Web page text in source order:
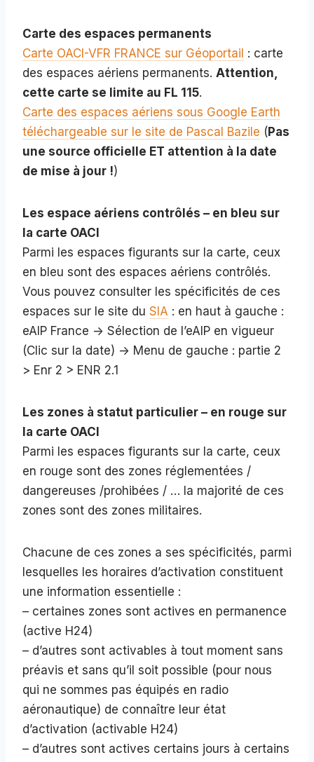
Carte des espaces permanents
Carte OACI-VFR FRANCE sur Géoportail : carte
des espaces aériens permanents. Attention,
cette carte se limite au FL 115.
Carte des espaces aériens sous Google Earth
téléchargeable sur le site de Pascal Bazile ( Pas
une source officielle ET attention à la date
de mise à jour !)
Les espace aériens contrôlés – en bleu sur
la carte OACI
Parmi les espaces figurants sur la carte, ceux
en bleu sont des espaces aériens contrôlés.
Vous pouvez consulter les spécificités de ces
espaces sur le site du SIA : en haut à gauche :
eAIP France -> Sélection de l’eAIP en vigueur
(Clic sur la date) -> Menu de gauche : partie 2
> Enr 2 > ENR 2.1
Les zones à statut particulier – en rouge sur
la carte OACI
Parmi les espaces figurants sur la carte, ceux
en rouge sont des zones réglementées /
dangereuses /prohibées / … la majorité de ces
zones sont des zones militaires.
Chacune de ces zones a ses spécificités, parmi
lesquelles les horaires d’activation constituent
une information essentielle :
– certaines zones sont actives en permanence
(active H24)
– d’autres sont activables à tout moment sans
préavis et sans qu’il soit possible (pour nous
qui ne sommes pas équipés en radio
aéronautique) de connaître leur état
d’activation (activable H24)
– d’autres sont actives certains jours à certains